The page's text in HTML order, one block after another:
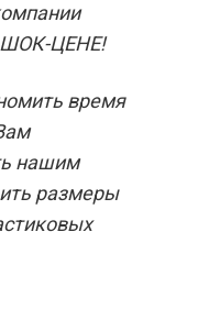
ШОК-ЦЕНЕ!
время
нашим
размеры